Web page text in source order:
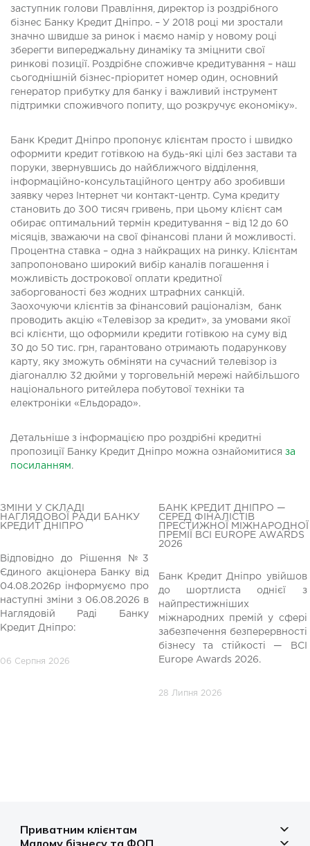
заступник голови Правління, директор із роздрібного
бізнес Банку Кредит Дніпро. – У 2018 році ми зростали
значно швидше за ринок і маємо намір у новому році
зберегти випереджальну динаміку та зміцнити свої
ринкові позиції. Роздрібне споживче кредитування – наш
сьогоднішній бізнес-пріоритет номер один, основний
генератор прибутку для банку і важливий інструмент
підтримки споживчого попиту, що розкручує економіку».
Банк Кредит Дніпро пропонує клієнтам просто і швидко
оформити кредит готівкою на будь-які цілі без застави та
поруки, звернувшись до найближчого відділення,
інформаційно-консультаційного центру або зробивши
заявку через Інтернет чи контакт-центр. Сума кредиту
становить до 300 тисяч гривень, при цьому клієнт сам
обирає оптимальний термін кредитування – від 12 до 60
місяців, зважаючи на свої фінансові плани й можливості.
Процентна ставка – одна з найкращих на ринку. Клієнтам
запропоновано широкий вибір каналів погашення і
можливість дострокової оплати кредитної
заборгованості без жодних штрафних санкцій.
Заохочуючи клієнтів за фінансовий раціоналізм, банк
проводить акцію «Телевізор за кредит», за умовами якої
всі клієнти, що оформили кредити готівкою на суму від
30 до 50 тис. грн, гарантовано отримають подарункову
карту, яку зможуть обміняти на сучасний телевізор із
діагоналлю 32 дюйми у торговельній мережі найбільшого
національного ритейлера побутової техніки та
електроніки «Ельдорадо».
Детальніше з інформацією про роздрібні кредитні
пропозиції Банку Кредит Дніпро можна ознайомитися за
посиланням.
ЗМІНИ У СКЛАДІ
НАГЛЯДОВОЇ РАДИ БАНКУ
КРЕДИТ ДНІПРО
Відповідно до Рішення №3
Єдиного акціонера Банку від
04.08.2026р інформуємо про
наступні зміни з 06.08.2026 в
Наглядовій Раді Банку
Кредит Дніпро:
06 Серпня 2026
БАНК КРЕДИТ ДНІПРО —
СЕРЕД ФІНАЛІСТІВ
ПРЕСТИЖНОЇ МІЖНАРОДНОЇ
ПРЕМІЇ BCI EUROPE AWARDS
2026
Банк Кредит Дніпро увійшов
до шортлиста однієї з
найпрестижніших
міжнародних премій у сфері
забезпечення безперервності
бізнесу та стійкості — BCI
Europe Awards 2026.
28 Липня 2026
Приватним клієнтам
Малому бізнесу та ФОП